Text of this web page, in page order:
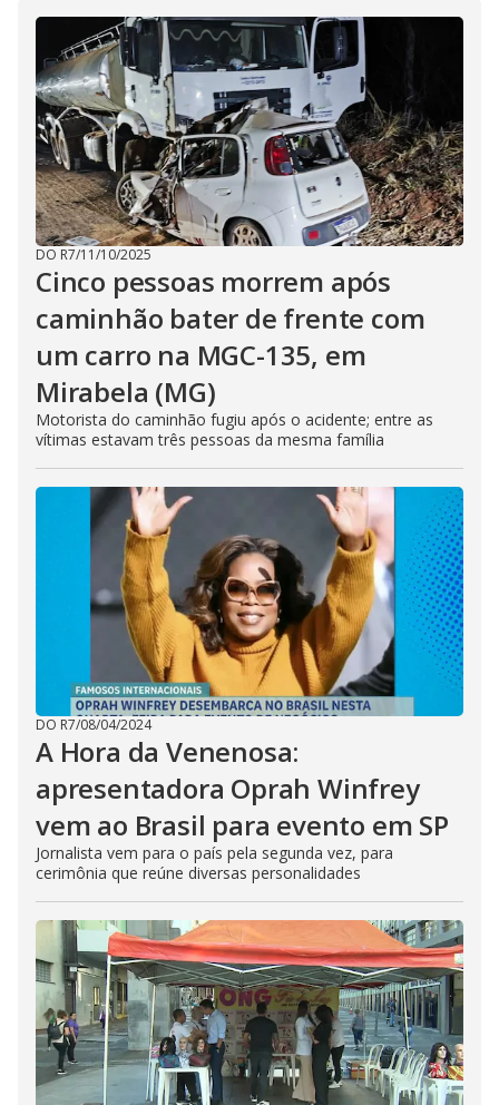
i
d
e
o
DO R7/11/10/2025
Cinco pessoas morrem após
caminhão bater de frente com
um carro na MGC-135, em
Mirabela (MG)
Motorista do caminhão fugiu após o acidente; entre as
vítimas estavam três pessoas da mesma família
DO R7/08/04/2024
A Hora da Venenosa:
apresentadora Oprah Winfrey
vem ao Brasil para evento em SP
Jornalista vem para o país pela segunda vez, para
cerimônia que reúne diversas personalidades